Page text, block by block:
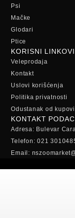
Psi
Mačke
Glodari
Ptice
KORISNI LINKOVI
Veleprodaja
Kontakt
Uslovi korišćenja
Politika privatnosti
Odustanak od
KONTAKT
Adresa: Bulevar
Telefon: 021
Email: